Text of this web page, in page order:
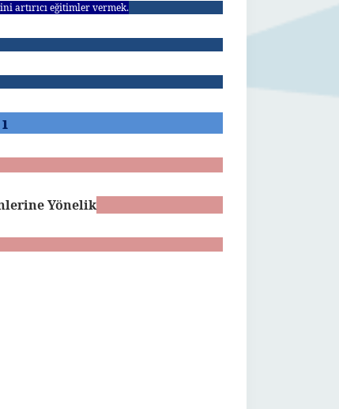
artırıcı eğitimler vermek.
Yönelik